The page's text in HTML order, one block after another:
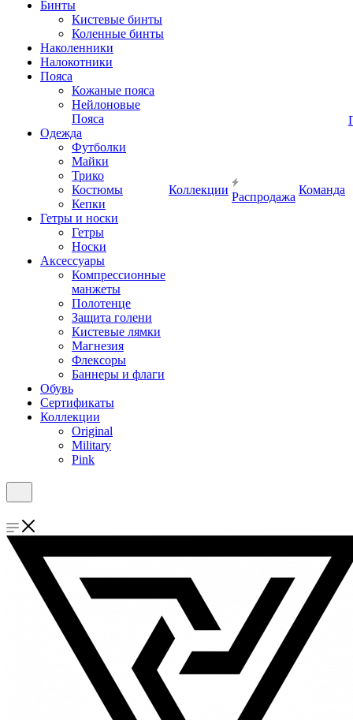
Бинты
Кистевые бинты
Коленные бинты
Наколенники
Налокотники
Пояса
Кожаные пояса
Нейлоновые
Пояса
Одежда
Футболки
Майки
Трико
Костюмы
Кепки
Гетры и носки
Гетры
Носки
Аксессуары
Компрессионные
манжеты
Полотенце
Защита голени
Кистевые лямки
Магнезия
Флексоры
Баннеры и флаги
Обувь
Сертификаты
Коллекции
Original
Military
Pink
Коллекции
Распродажа
Команда